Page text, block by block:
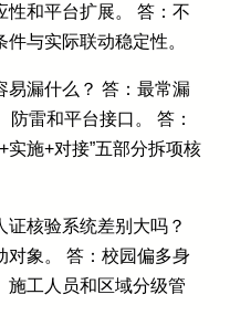
性和平台扩展。 答：不
与实际联动稳定性。
易漏什么？ 答：最常漏
雷和平台接口。 答：
实施+对接”五部分拆项核
核验系统差别大吗？
对象。 答：校园偏多身
施工人员和区域分级管